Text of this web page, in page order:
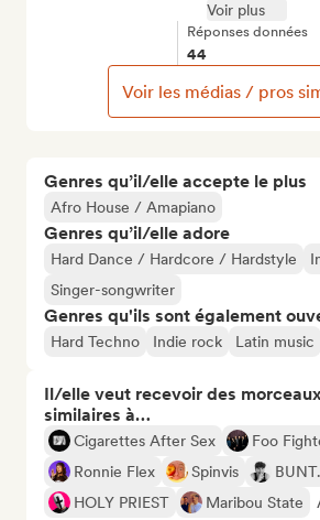
Genres qu’il/elle accepte le plus
Afro House / Amapiano
Genres qu’il/elle adore
Hard Dance / Hardcore / Hardstyle
Singer-songwriter
Genres qu'ils sont également
Hard Techno Indie rock Latin music
Il/elle veut recevoir des
similaires à…
Cigarettes After Sex Foo
Ronnie Flex
Spinvis
BUNT.
HOLY PRIEST
Maribou State
Voir plus
Réponses données
44
Voir les médias / pros